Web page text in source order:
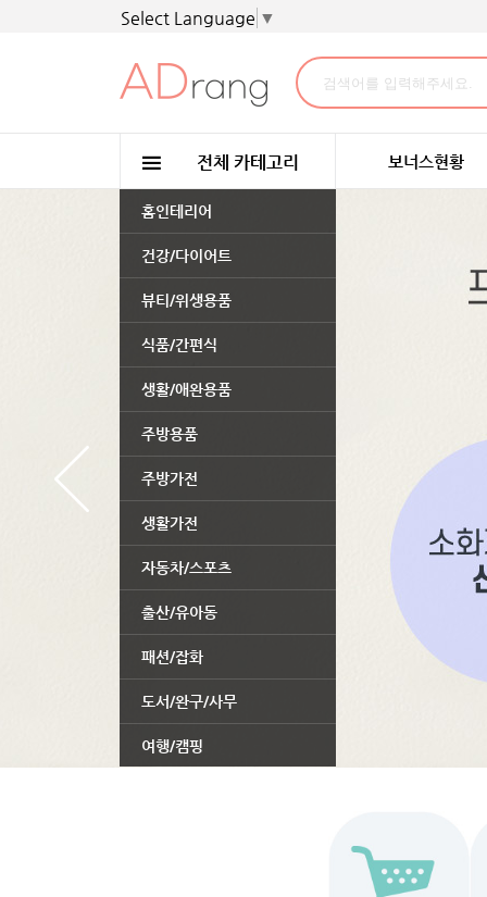
Select Language ▼
보너스현황
홈인테리어
건강/다이어트
뷰티/위생용품
식품/간편식
생활/애완용품
주방용품
주방가전
생활가전
자동차/스포츠
출산/유아동
패션/잡화
도서/완구/사무
여행/캠핑